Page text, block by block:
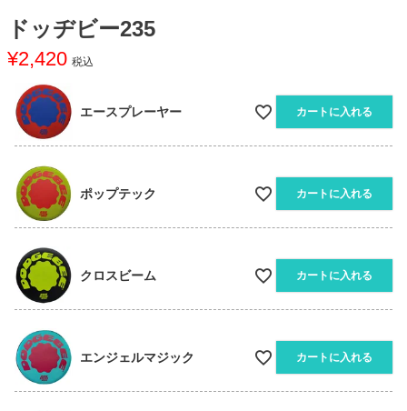
ドッヂビー235
¥2,420 税込
エースプレーヤー カートに入れる
ポップテック カートに入れる
クロスビーム カートに入れる
エンジェルマジック カートに入れる